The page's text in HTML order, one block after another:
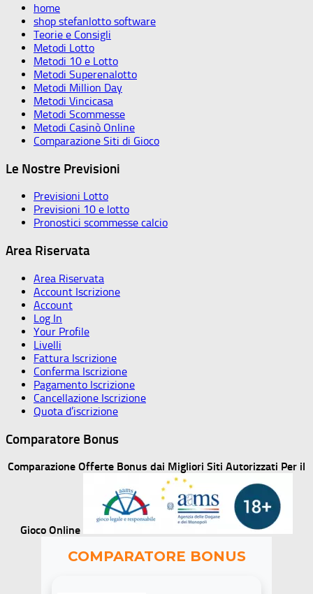
home
shop stefanlotto software
Teorie e Consigli
Metodi Lotto
Metodi 10 e Lotto
Metodi Superenalotto
Metodi Million Day
Metodi Vincicasa
Metodi Scommesse
Metodi Casinò Online
Comparazione Siti di Gioco
Le Nostre Previsioni
Previsioni Lotto
Previsioni 10 e lotto
Pronostici scommesse calcio
Area Riservata
Area Riservata
Account Iscrizione
Account
Log In
Your Profile
Livelli
Fattura Iscrizione
Conferma Iscrizione
Pagamento Iscrizione
Cancellazione Iscrizione
Quota d’iscrizione
Comparatore Bonus
Comparazione Offerte Bonus dai Migliori Siti Autorizzati Per il
Gioco Online